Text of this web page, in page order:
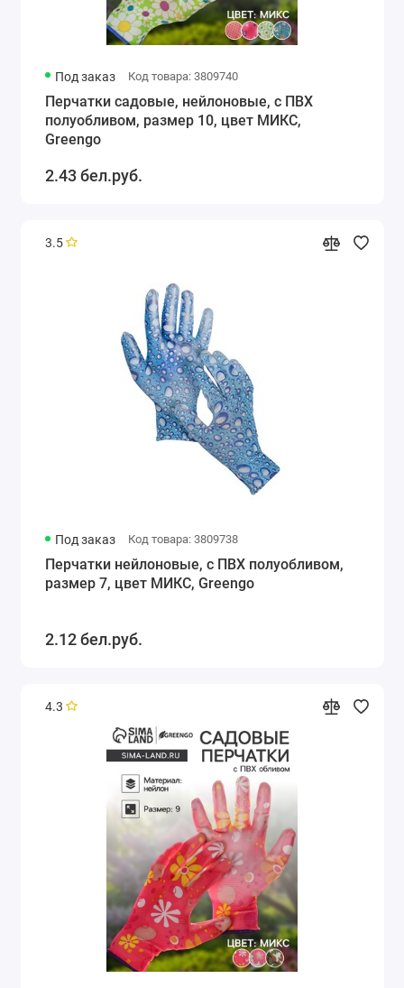
Под заказ Код товара: 3809740
Перчатки садовые, нейлоновые, с ПВХ
полуобливом, размер 10, цвет МИКС,
Greengo
2.43 бел.руб.
3.5
Под заказ Код товара: 3809738
Перчатки нейлоновые, с ПВХ полуобливом,
размер 7, цвет МИКС, Greengo
2.12 бел.руб.
4.3